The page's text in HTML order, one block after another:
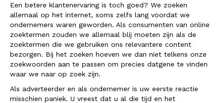
Een betere klantenervaring is toch goed? We zoeken
allemaal op het internet, soms zelfs lang voordat we
ondernemers waren geworden. Als consumenten van online
zoektermen zouden we allemaal blij moeten zijn als de
zoektermen die we gebruiken ons relevantere content
bezorgen. Bij het zoeken hoeven we dan niet telkens onze
zoekwoorden aan te passen om precies datgene te vinden
waar we naar op zoek zijn.
Als adverteerder en als ondernemer is uw eerste reactie
misschien paniek. U vreest dat u al die tijd en het